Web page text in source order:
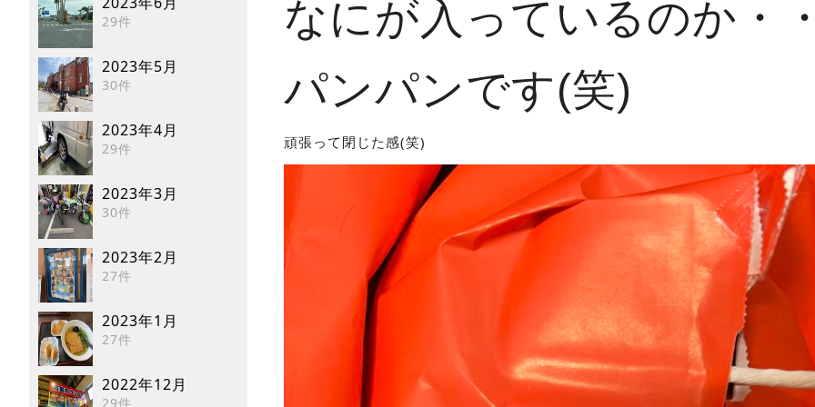
29件
2023年5月
30件
2023年4月
29件
2023年3月
30件
2023年2月
27件
2023年1月
27件
2022年12月
29件
なにが入っているのか・
パンパンです(笑)
頑張って閉じた感(笑)